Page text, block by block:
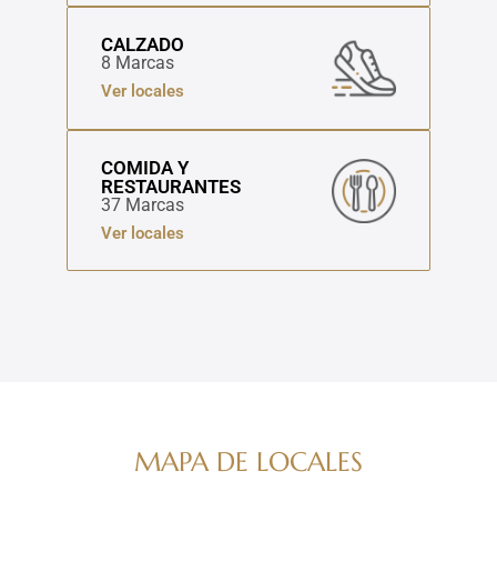
CALZADO
8 Marcas
Ver locales
COMIDA Y
RESTAURANTES
37 Marcas
Ver locales
MAPA DE LOCALES